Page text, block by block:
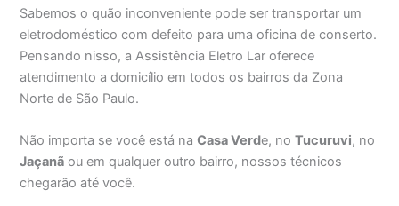
Sabemos o quão inconveniente pode ser transportar um
eletrodoméstico com defeito para uma oficina de conserto.
Pensando nisso, a Assistência Eletro Lar oferece
atendimento a domicílio em todos os bairros da Zona
Norte de São Paulo.
Não importa se você está naCasa Verde, noTucuruvi, no
Jaçanã ou em qualquer outro bairro, nossos técnicos
chegarão até você.